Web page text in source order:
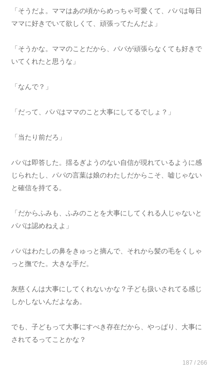
「そうだよ。ママはあの頃からめっちゃ可愛くて、パパは毎日
ママに好きでいて欲しくて、頑張ってたんだよ」
「そうかな。ママのことだから、パパが頑張らなくても好きで
いてくれたと思うな」
「なんで？」
「だって、パパはママのこと大事にしてるでしょ？」
「当たり前だろ」
パパは即答した。揺るぎようのない自信が現れているように感
じられたし、パパの言葉は娘のわたしだからこそ、嘘じゃない
と確信を持てる。
「だからふみも、ふみのことを大事にしてくれる人じゃないと
パパは認めねえよ」
パパはわたしの鼻をきゅっと摘んで、それから髪の毛をくしゃ
っと撫でた。大きな手だ。
灰慈くんは大事にしてくれないかな？子ども扱いされてる感じ
しかしないんだよなあ。
でも、子どもって大事にすべき存在だから、やっぱり、大事に
されてるってことかな？
187 / 266